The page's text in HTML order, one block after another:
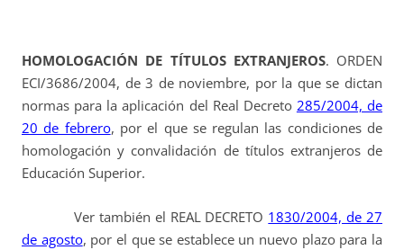
HOMOLOGACIÓN DE TÍTULOS EXTRANJEROS. ORDEN
ECI/3686/2004, de 3 de noviembre, por la que se dictan
normas para la aplicación del Real Decreto 285/2004, de
20 de febrero, por el que se regulan las condiciones de
homologación y convalidación de títulos extranjeros de
Educación Superior.
Ver también el REAL DECRETO 1830/2004, de 27
de agosto, por el que se establece un nuevo plazo para la